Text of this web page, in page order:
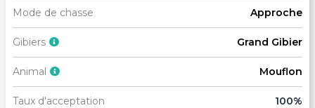
Mode de chasse Approche
Gibiers Grand Gibier
Animal Mouflon
Taux d'acceptation 100%